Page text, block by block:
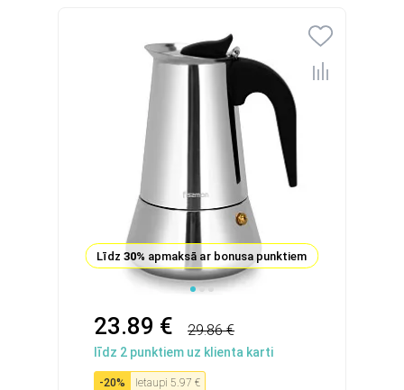
Līdz 30% apmaksā ar bonusa punktiem
23.89 € 29.86 €
līdz 2 punktiem uz klienta karti
-20% Ietaupi 5.97 €